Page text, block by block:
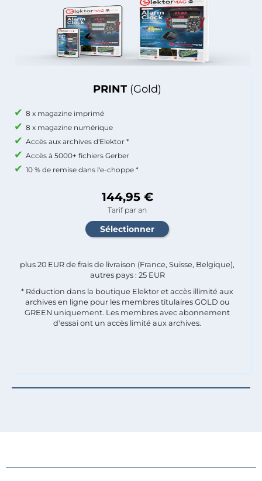
PRINT (Gold)
8 x magazine imprimé
8 x magazine numérique
Accès aux archives d'Elektor *
Accès à 5000+ fichiers Gerber
10 % de remise dans l'e-choppe *
144,95 €
Tarif par an
plus 20 EUR de frais de livraison (France, Suisse, Belgique),
autres pays : 25 EUR
* Réduction dans la boutique Elektor et accès illimité aux
archives en ligne pour les membres titulaires GOLD ou
GREEN uniquement. Les membres avec abonnement
d'essai ont un accès limité aux archives.